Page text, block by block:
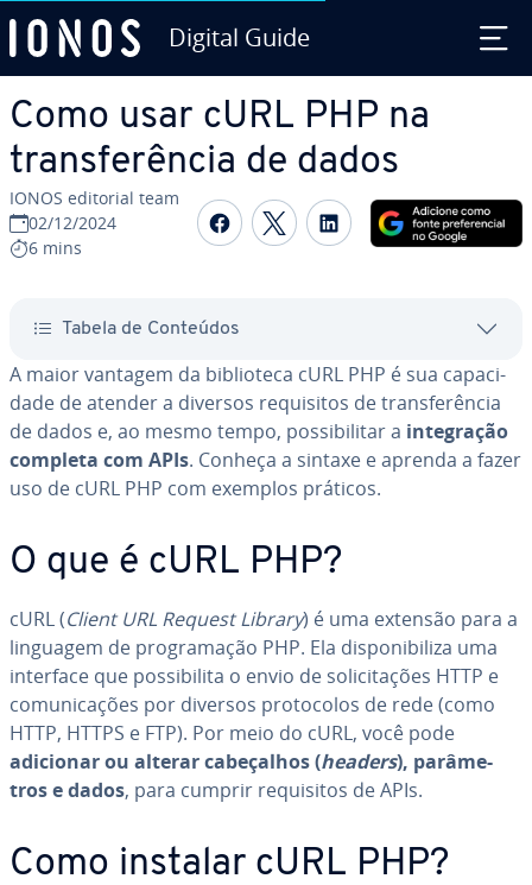
Digital Guide
Como usar cURL PHP na
trans­fe­rên­cia de dados
IONOS editorial team
02/12/2024
6 mins
Com­par­ti­lhar no
Com­par­ti­lhar no
Com­par­ti­lhar
Tabela de Conteúdos
A maior vantagem da bi­bli­o­teca cURL PHP é sua ca­pa­ci­
dade de atender a diversos re­qui­si­tos de trans­fe­rên­cia
de dados e, ao mesmo tempo, pos­si­bi­li­tar a in­te­gra­ção
completa com APIs. Conheça a sintaxe e aprenda a fazer
uso de cURL PHP com exemplos práticos.
O que é cURL PHP?
cURL (Client URL Request Library) é uma extensão para a
linguagem de pro­gra­ma­ção PHP. Ela dis­po­ni­bi­liza uma
interface que pos­si­bi­lita o envio de so­li­ci­ta­ções HTTP e
co­mu­ni­ca­ções por diversos pro­to­co­los de rede (como
HTTP, HTTPS e FTP). Por meio do cURL, você pode
adicionar ou alterar ca­be­ça­lhos (headers), pa­râ­me­
tros e dados, para cumprir re­qui­si­tos de APIs.
Como instalar cURL PHP?